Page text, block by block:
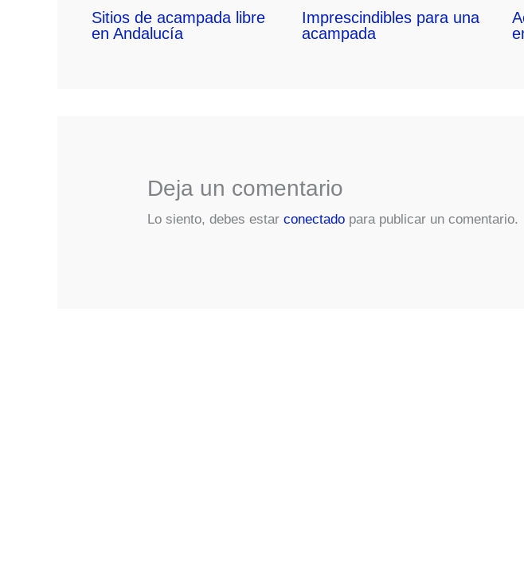
Sitios de acampada libre
en Andalucía
Imprescindibles para una
acampada
Deja un comentario
Lo siento, debes estarconectado para publicar un comentario.